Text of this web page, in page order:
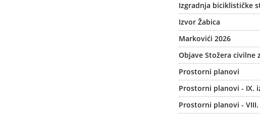
Izgradnja biciklističke
Izvor Žabica
Markovići 2026
Objave Stožera civilne
Prostorni planovi
Prostorni planovi - IX.
Prostorni planovi -